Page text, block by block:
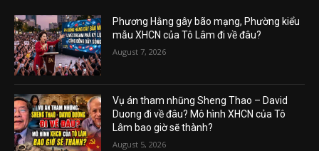
Phương Hằng gây bão mạng, Phường kiểu
mẫu XHCN của Tô Lâm đi về đâu?
August 7, 2026
Vụ án tham nhũng Sheng Thao – David
Duong đi về đâu? Mô hình XHCN của Tô
Lâm bao giờ sẽ thành?
August 5, 2026